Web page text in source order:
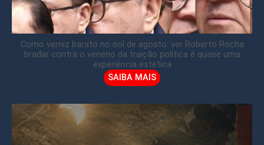
Como verniz barato no sol de agosto: ver Roberto Rocha
bradar contra o veneno da traição política é quase uma
experiência estética
SAIBA MAIS